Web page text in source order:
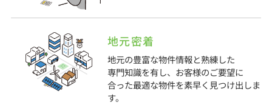
地元密着
地元の豊富な物件情報と熟練した
専門知識を有し、お客様のご要望に
合った最適な物件を素早く見つけ出しま
す。